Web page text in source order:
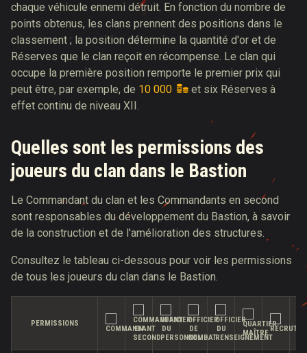
chaque véhicule ennemi détruit. En fonction du nombre de
points obtenus, les clans prennent des positions dans le
classement ; la position détermine la quantité d'or et de
Réserves que le clan reçoit en récompense. Le clan qui
occupe la première position remporte le premier prix qui
peut être, par exemple, de 10 000
et six Réserves à
effet continu de niveau XII.
Quelles sont les permissions des
joueurs du clan dans le Bastion
Le Commandant du clan et les Commandants en second
sont responsables du développement du Bastion, à savoir
de la construction et de l'amélioration des structures.
Consultez le tableau ci-dessous pour voir les permissions
de tous les joueurs du clan dans le Bastion.
PERMISSIONS